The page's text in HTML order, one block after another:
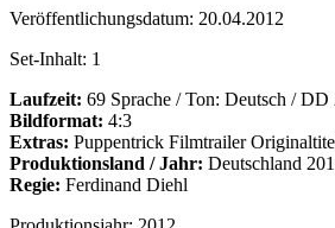
Veröffentlichungsdatum: 20.04.2012
Set-Inhalt: 1
Laufzeit: 69 Sprache / Ton: Deutsch / DD
Bildformat: 4:3
Extras: Puppentrick Filmtrailer
Produktionsland / Jahr: Deutschland
Regie: Ferdinand Diehl